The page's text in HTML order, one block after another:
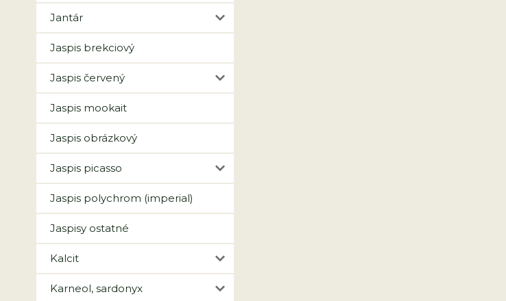
Jantár
Jaspis brekciový
Jaspis červený
Jaspis mookait
Jaspis obrázkový
Jaspis picasso
Jaspis polychrom (imperial)
Jaspisy ostatné
Kalcit
Karneol, sardonyx